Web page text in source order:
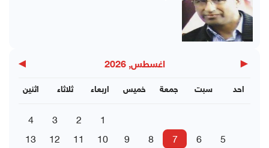
◀ اغسطس, 2026 ▶
اثنين ثلاثاء اربعاء خميس جمعة سبت احد
1
2
3
4
5
6
7
8
9
10
11
12
13